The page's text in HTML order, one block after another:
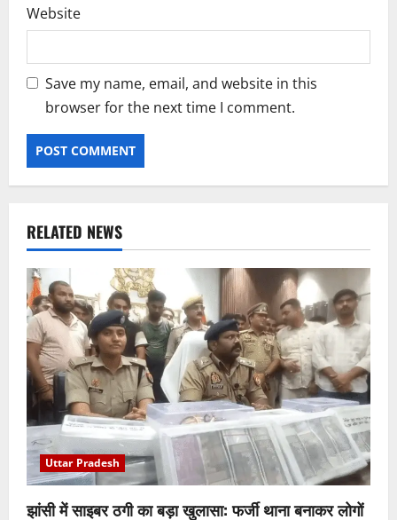
Website
Save my name, email, and website in this
browser for the next time I comment.
RELATED NEWS
Uttar Pradesh
झांसी में साइबर ठगी का बड़ा खुलासा: फर्जी थाना बनाकर लोगों